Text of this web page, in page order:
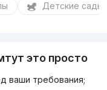
Детские сады
это просто
ваши требования;